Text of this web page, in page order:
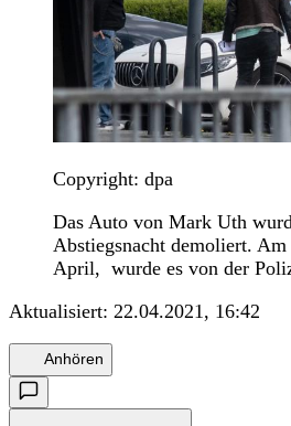
Copyright: dpa
Das Auto von Mark Uth
Abstiegsnacht demoliert.
April, wurde es von der
Aktualisiert: 22.04.2021, 16:42
Anhören